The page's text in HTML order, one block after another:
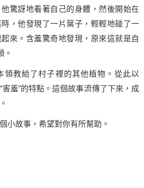
驚訝地看著自己的身體，然後開始在
，他發現了一片葉子，輕輕地碰了一
來。含羞驚奇地發現，原來這就是自
。
領教給了村子裡的其他植物。從此以
羞”的特點。這個故事流傳了下來，成
小故事，希望對你有所幫助。